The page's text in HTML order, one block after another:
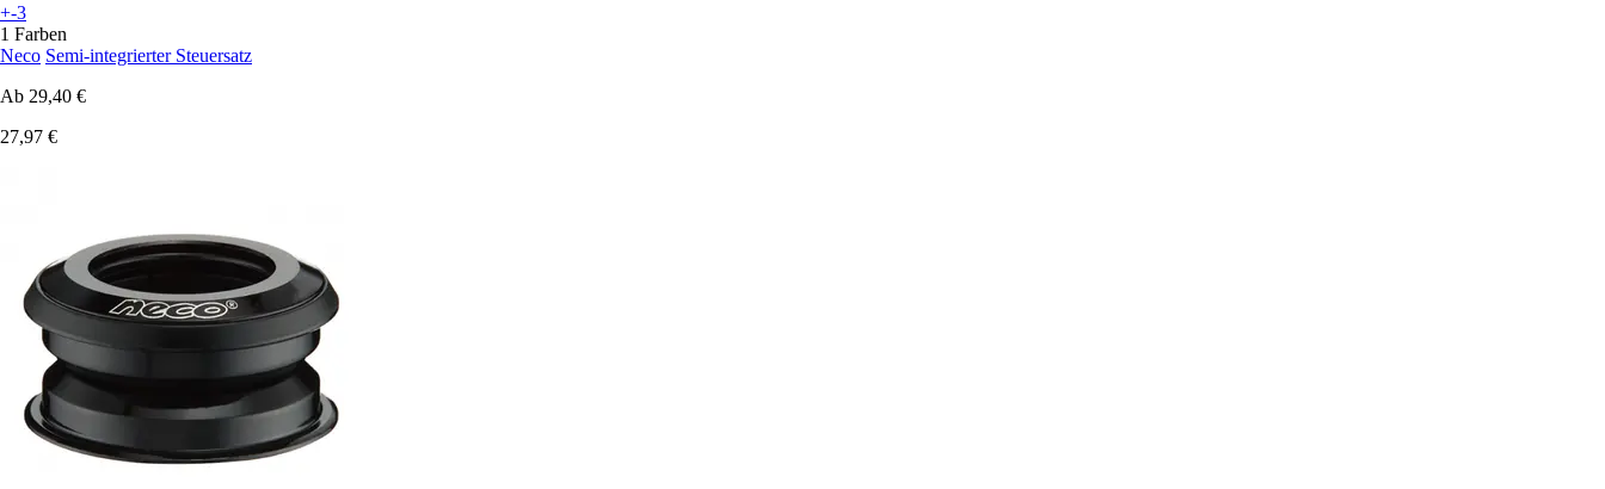
+-3
1 Farben
Neco Semi-integrierter Steuersatz
Ab 29,40 €
27,97 €